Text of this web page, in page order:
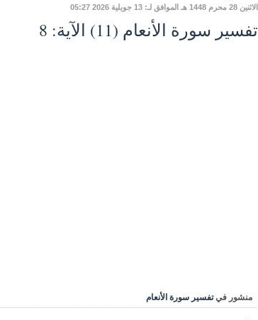
الاثنين 28 محرم 1448 هـ الموافق لـ: 13 جويلية 2026 05:27
تفسير سورة الأنعام (11) الآية: 8
منشور في تفسير سورة الأنعام